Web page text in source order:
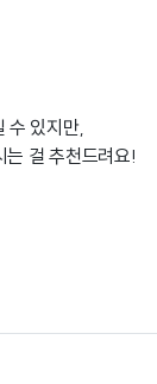
수 있지만,
는 걸 추천드려요!